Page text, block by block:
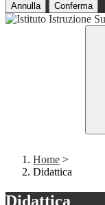
Annulla Conferma
Home >
Didattica
Didattica